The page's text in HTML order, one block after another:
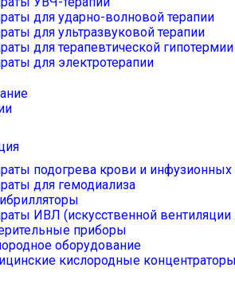
для ударно-волновой терапии
для ультразвуковой терапии
для терапевтической
для электротерапии
подогрева крови и инфузионных
для гемодиализа
ИВЛ (искусственной вентиляции
приборы
оборудование
кислородные